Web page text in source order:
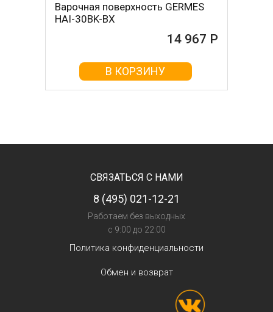
Варочная поверхность GERMES
HAI-30BK-BX
14 967 Р
В КОРЗИНУ
СВЯЗАТЬСЯ С НАМИ
8 (495) 021-12-21
Работаем без выходных
с 9:00 до 22:00
Политика конфиденциальности
Обмен и возврат